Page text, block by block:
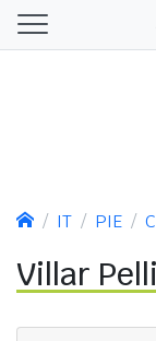
IT PIE
Villar